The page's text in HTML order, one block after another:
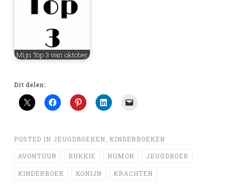
Mijn Top 3 van oktober
Dit delen:
POSTED IN JEUGDBOEKEN, KINDERBOEKEN
AVONTUUR BUKKIE HUMOR JEUGDBOEK
KINDERBOEK KONIJN KRACHTEN